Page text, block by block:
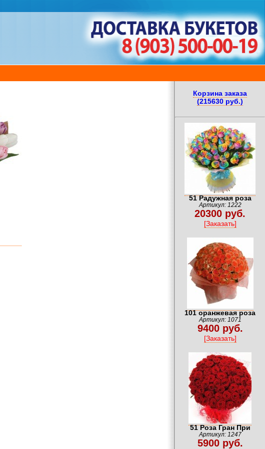
Корзина заказа
(215630 руб.)
51 Радужная роза
Артикул: 1222
20300 руб.
[Заказать]
101 оранжевая роза
Артикул: 1071
9400 руб.
[Заказать]
51 Роза Гран При
Артикул: 1247
5900 руб.